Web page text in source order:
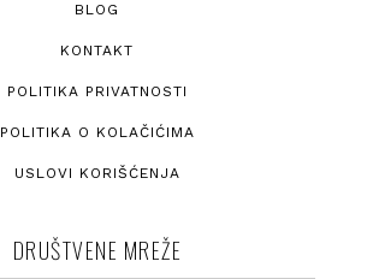
BLOG
KONTAKT
POLITIKA PRIVATNOSTI
POLITIKA O KOLAČIĆIMA
USLOVI KORIŠĆENJA
DRUŠTVENE MREŽE